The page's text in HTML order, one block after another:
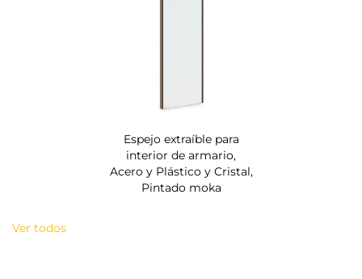
Espejo extraíble para
interior de armario,
Acero y Plástico y Cristal,
Pintado moka
Ver todos